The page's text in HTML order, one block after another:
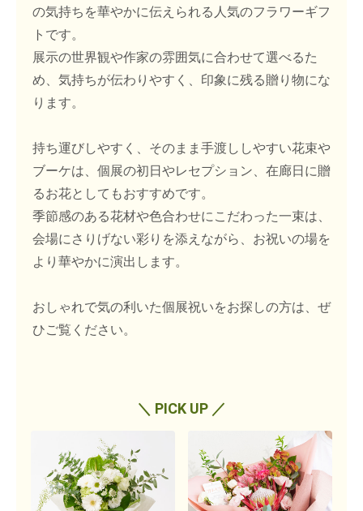
の気持ちを華やかに伝えられる人気のフラワーギフ
トです。
展示の世界観や作家の雰囲気に合わせて選べるた
め、気持ちが伝わりやすく、印象に残る贈り物にな
ります。
持ち運びしやすく、そのまま手渡ししやすい花束や
ブーケは、個展の初日やレセプション、在廊日に贈
るお花としてもおすすめです。
季節感のある花材や色合わせにこだわった一束は、
会場にさりげない彩りを添えながら、お祝いの場を
より華やかに演出します。
おしゃれで気の利いた個展祝いをお探しの方は、ぜ
ひご覧ください。
＼ PICK UP ／